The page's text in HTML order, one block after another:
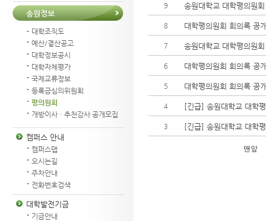
송원정보
대학조직도
예산/결산공고
대학정보공시
대학자체평가
국제교류정보
등록금심의위원회
평의원회
개방이사ㆍ추천감사 공개모집
캠퍼스 안내
캠퍼스맵
오시는길
주차안내
전화번호검색
대학발전기금
기금안내
9 송원대학교 대학평의원
8 대학평의원회 회의록
7 송원대학교 대학평의원
6 대학평의원회 회의록
5 대학평의원회 회의록
4 [긴급] 송원대학교 대학
3 [긴급] 송원대학교 대학
맨앞